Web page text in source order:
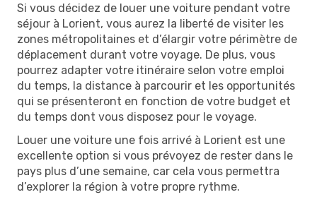
Si vous décidez de louer une voiture pendant votre
séjour à Lorient, vous aurez la liberté de visiter les
zones métropolitaines et d’élargir votre périmètre de
déplacement durant votre voyage. De plus, vous
pourrez adapter votre itinéraire selon votre emploi
du temps, la distance à parcourir et les opportunités
qui se présenteront en fonction de votre budget et
du temps dont vous disposez pour le voyage.
Louer une voiture une fois arrivé à Lorient est une
excellente option si vous prévoyez de rester dans le
pays plus d’une semaine, car cela vous permettra
d’explorer la région à votre propre rythme.